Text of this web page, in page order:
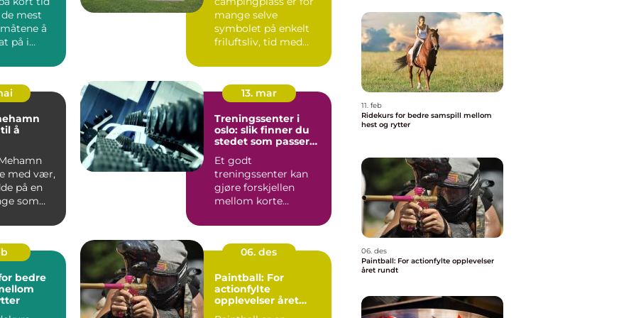
mest
å
på i
mange selve
symbolet på enkelt
friluftsliv, tid med
pusterom ...
å
på
med vær,
på en
som
13. mar
Treningssenter i
oslo: slik finner du
stedet som passer
Et godt
treningssenter kan
gjøre forskjellen
mellom korte
trening over tid.
Mange...
bedre
06. des
Paintball: For
actionfylte
opplevelser året
11. feb
Ridekurs for bedre samspill mellom
hest og rytter
06. des
Paintball: For actionfylte opplevelser
året rundt